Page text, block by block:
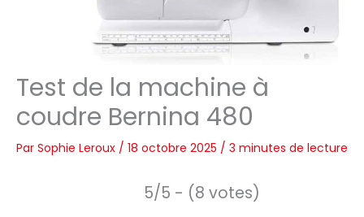
Test de la machine à
coudre Bernina 480
Par Sophie Leroux / 18 octobre 2025 / 3 minutes de lecture
5/5 - (8 votes)